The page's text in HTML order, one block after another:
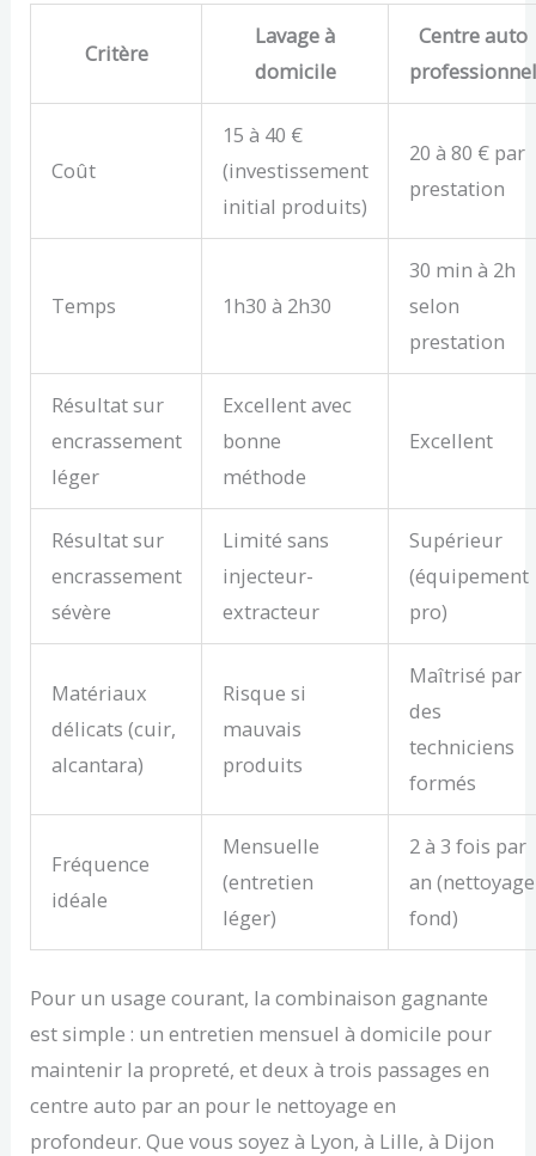
Critère
Lavage à
domicile
Centre auto
professionnel
Coût
15 à 40 €
(investissement
initial produits)
20 à 80 € par
prestation
Temps 1h30 à 2h30
30 min à 2h
selon
prestation
Résultat sur
encrassement
léger
Excellent avec
bonne
méthode
Excellent
Résultat sur
encrassement
sévère
Limité sans
injecteur-
extracteur
Supérieur
(équipement
pro)
Matériaux
délicats (cuir,
alcantara)
Risque si
mauvais
produits
Maîtrisé par
des
techniciens
formés
Fréquence
idéale
Mensuelle
(entretien
léger)
2 à 3 fois par
an (nettoyage
fond)
Pour un usage courant, la combinaison gagnante
est simple : un entretien mensuel à domicile pour
maintenir la propreté, et deux à trois passages en
centre auto par an pour le nettoyage en
profondeur. Que vous soyez à Lyon, à Lille, à Dijon